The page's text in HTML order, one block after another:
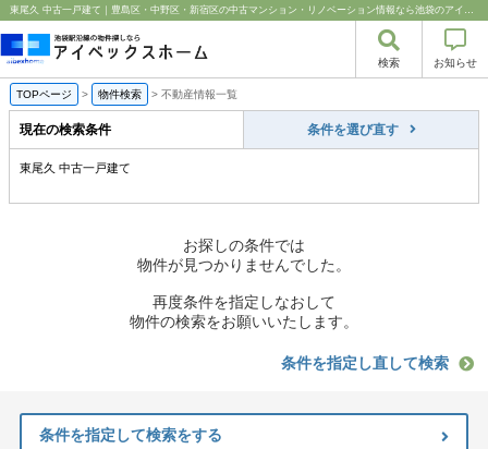
東尾久 中古一戸建て｜豊島区・中野区・新宿区の中古マンション・リノベーション情報なら池袋のアイベックスホーム！
検索 お知らせ
TOPページ > 物件検索 > 不動産情報一覧
現在の検索条件 条件を選び直す
東尾久 中古一戸建て
お探しの条件では
物件が見つかりませんでした。
再度条件を指定しなおして
物件の検索をお願いいたします。
条件を指定し直して検索
条件を指定して検索をする